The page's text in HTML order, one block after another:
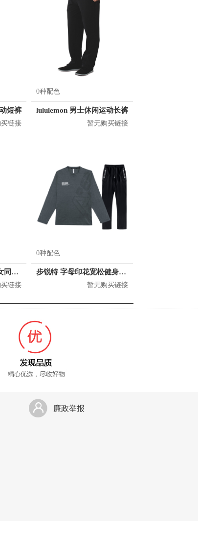
短裤
链接
0种配色
lululemon 男士休闲运动长裤
暂无购买链接
H&M 时髦慢跑裤 男女同款 0920040
链接
0种配色
步锐特 字母印花宽松健身速干两件套 男女同款 BR8685553
暂无购买链接
廉政举报